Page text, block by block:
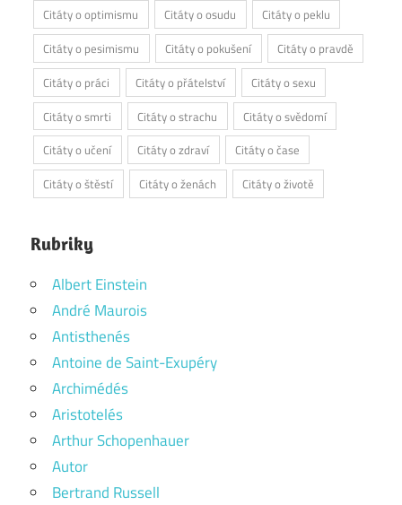
Citáty o optimismu Citáty o osudu
Citáty o peklu
Citáty o pesimismu
Citáty o pokušení
Citáty o pravdě
Citáty o práci
Citáty o přátelství
Citáty o sexu
Citáty o smrti
Citáty o strachu
Citáty o svědomí
Citáty o učení
Citáty o zdraví
Citáty o čase
Citáty o štěstí
Citáty o ženách Citáty o životě
Rubriky
Albert Einstein
André Maurois
Antisthenés
Antoine de Saint-Exupéry
Archimédés
Aristotelés
Arthur Schopenhauer
Autor
Bertrand Russell